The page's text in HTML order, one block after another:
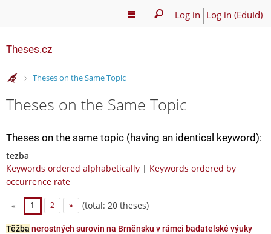
Log in Log in (EduId)
Theses.cz
>
Theses on the Same Topic
Theses on the Same Topic
Theses on the same topic (having an identical keyword):
tezba
Keywords ordered alphabetically | Keywords ordered by
occurrence rate
« 1 2 » (total: 20 theses)
Těžba nerostných surovin na Brněnsku v rámci badatelské výuky